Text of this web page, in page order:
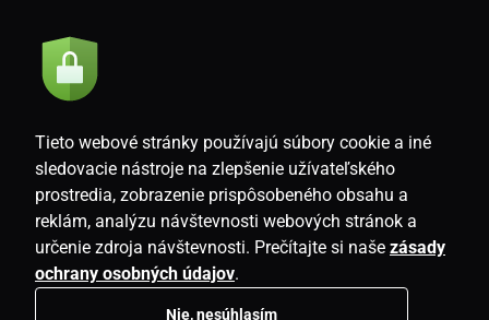
Súhlasím so
SK
Tieto webové stránky používajú súbory cookie a iné
sledovacie nástroje na zlepšenie užívateľského
prostredia, zobrazenie prispôsobeného obsahu a
reklám, analýzu návštevnosti webových stránok a
určenie zdroja návštevnosti. Prečítajte si naše zásady
ochrany osobných údajov.
Nie, nesúhlasím